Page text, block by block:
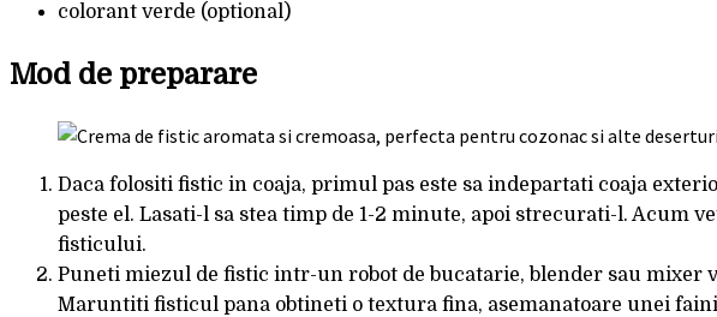
colorant verde (optional)
Mod de preparare
Daca folositi fistic in coaja, primul pas este sa indepartati coaja
peste el. Lasati-l sa stea timp de 1-2 minute, apoi strecurati-l. Acum
fisticului.
Puneti miezul de fistic intr-un robot de bucatarie, blender sau mixer
Maruntiti fisticul pana obtineti o textura fina, asemanatoare unei